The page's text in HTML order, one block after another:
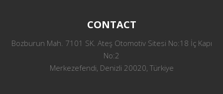
CONTACT
Bozburun Mah. 7101 SK. Ateş Otomotiv Sitesi No:18 İç Kapı
No:2
Merkezefendi, Denizli 20020, Türkiye